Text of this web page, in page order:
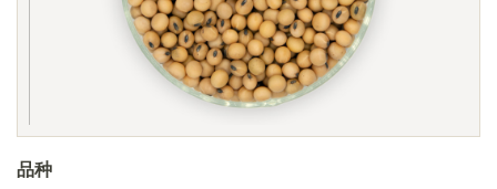
ENGLISH
FRANÇAIS
品种